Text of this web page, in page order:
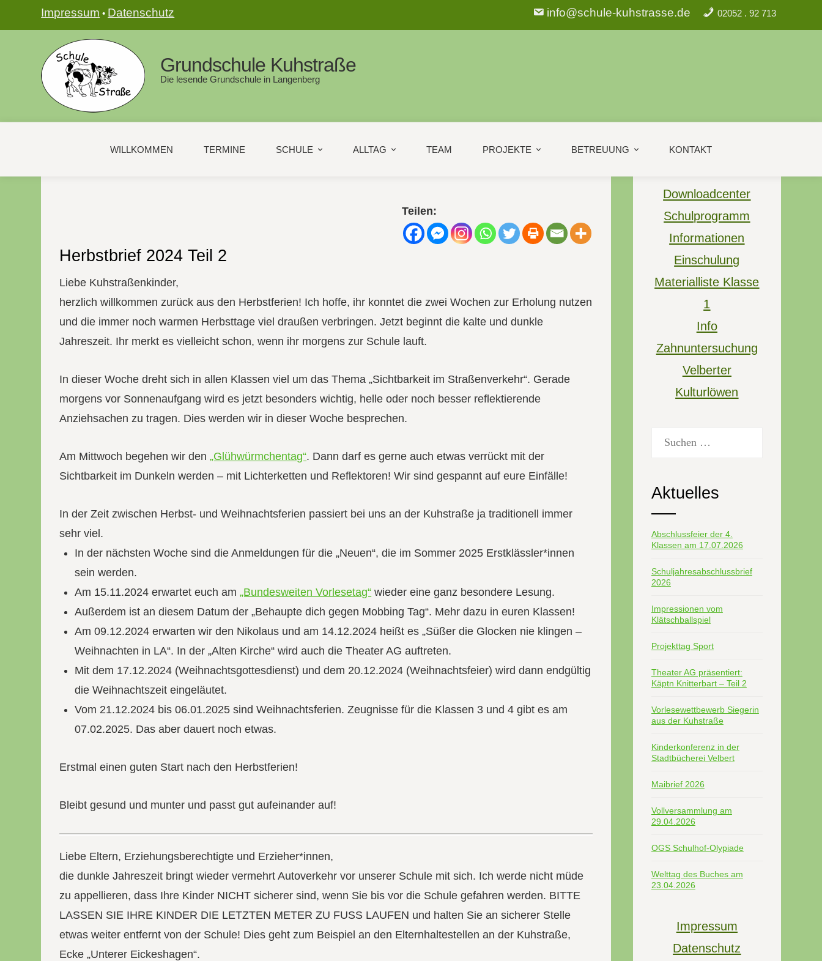
Impressum • Datenschutz info@schule-kuhstrasse.de 02052 . 92 713
Grundschule Kuhstraße
Die lesende Grundschule in Langenberg
WILLKOMMEN TERMINE SCHULE ALLTAG TEAM PROJEKTE BETREUUNG KONTAKT
Teilen:
Herbstbrief 2024 Teil 2
Liebe Kuhstraßenkinder,
herzlich willkommen zurück aus den Herbstferien! Ich hoffe, ihr konntet die zwei Wochen zur Erholung nutzen
und die immer noch warmen Herbsttage viel draußen verbringen. Jetzt beginnt die kalte und dunkle
Jahreszeit. Ihr merkt es vielleicht schon, wenn ihr morgens zur Schule lauft.
In dieser Woche dreht sich in allen Klassen viel um das Thema „Sichtbarkeit im Straßenverkehr“. Gerade
morgens vor Sonnenaufgang wird es jetzt besonders wichtig, helle oder noch besser reflektierende
Anziehsachen zu tragen. Dies werden wir in dieser Woche besprechen.
Am Mittwoch begehen wir den„Glühwürmchentag“. Dann darf es gerne auch etwas verrückt mit der
Sichtbarkeit im Dunkeln werden – mit Lichterketten und Reflektoren! Wir sind gespannt auf eure Einfälle!
In der Zeit zwischen Herbst- und Weihnachtsferien passiert bei uns an der Kuhstraße ja traditionell immer
sehr viel.
In der nächsten Woche sind die Anmeldungen für die „Neuen“, die im Sommer 2025 Erstklässler*innen
sein werden.
Am 15.11.2024 erwartet euch am„Bundesweiten Vorlesetag“ wieder eine ganz besondere Lesung.
Außerdem ist an diesem Datum der „Behaupte dich gegen Mobbing Tag“. Mehr dazu in euren Klassen!
Am 09.12.2024 erwarten wir den Nikolaus und am 14.12.2024 heißt es „Süßer die Glocken nie klingen –
Weihnachten in LA“. In der „Alten Kirche“ wird auch die Theater AG auftreten.
Mit dem 17.12.2024 (Weihnachtsgottesdienst) und dem 20.12.2024 (Weihnachtsfeier) wird dann endgültig
die Weihnachtszeit eingeläutet.
Vom 21.12.2024 bis 06.01.2025 sind Weihnachtsferien. Zeugnisse für die Klassen 3 und 4 gibt es am
07.02.2025. Das aber dauert noch etwas.
Erstmal einen guten Start nach den Herbstferien!
Bleibt gesund und munter und passt gut aufeinander auf!
Liebe Eltern, Erziehungsberechtigte und Erzieher*innen,
die dunkle Jahreszeit bringt wieder vermehrt Autoverkehr vor unserer Schule mit sich. Ich werde nicht müde
zu appellieren, dass Ihre Kinder NICHT sicherer sind, wenn Sie bis vor die Schule gefahren werden. BITTE
LASSEN SIE IHRE KINDER DIE LETZTEN METER ZU FUSS LAUFEN und halten Sie an sicherer Stelle
etwas weiter entfernt von der Schule! Dies geht zum Beispiel an den Elternhaltestellen an der Kuhstraße,
Ecke „Unterer Eickeshagen“.
Downloadcenter
Schulprogramm
Informationen
Einschulung
Materialliste Klasse
1
Info
Zahnuntersuchung
Velberter
Kulturlöwen
nach:
Aktuelles
Abschlussfeier der 4.
Klassen am 17.07.2026
Schuljahresabschlussbrief
2026
Impressionen vom
Klätschballspiel
Projekttag Sport
Theater AG präsentiert:
Käptn Knitterbart – Teil 2
Vorlesewettbewerb Siegerin
aus der Kuhstraße
Kinderkonferenz in der
Stadtbücherei Velbert
Maibrief 2026
Vollversammlung am
29.04.2026
OGS Schulhof-Olypiade
Welttag des Buches am
23.04.2026
Impressum
Datenschutz